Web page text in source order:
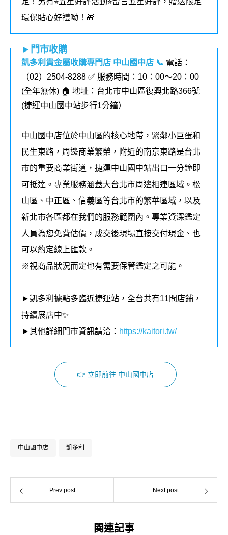
環保貼心好禮呦！🎁
►門市收購
凱多利貴金屬收購專門店 中山國中店 📞 電話：
（02）2504-8288 ✅ 服務時間：10：00～20：00
(全年無休) 🏠 地址：台北市中山區復興北路366號
(捷運中山國中站步行1分鐘）
中山國中店位於中山區的核心地帶，緊鄰小巨蛋和
民生東路，周邊商業繁榮，附近的南京東路是台北
市的重要商業街道，捷運中山國中站出口一分鐘即
可抵達。專業服務涵蓋大台北市周邊相連區域。松
山區、中正區、信義區等台北市的繁華區域，以及
新北市各區都在我們的服務範圍內 。 專業資深鑑定
人員為您免費估價，成交後現場直接交付現金、也
可以約定線上匯款。
※視商品狀況而定也有需要保管鑑定之可能。
►凱多利據點多臨近捷運站，全台共有11間店鋪，
持續展店中✨
►其他詳細門市資訊請洽： https://kaitori.tw/
👉 立即前往 中山國中店
中山國中店 凱多利
Prev post Next post
関連記事